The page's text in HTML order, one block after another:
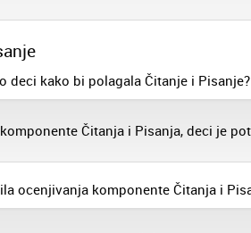
deci kako bi polagala Čitanje i Pisanje?
Čitanja i Pisanja, deci je
ocenjivanja komponente Čitanja i